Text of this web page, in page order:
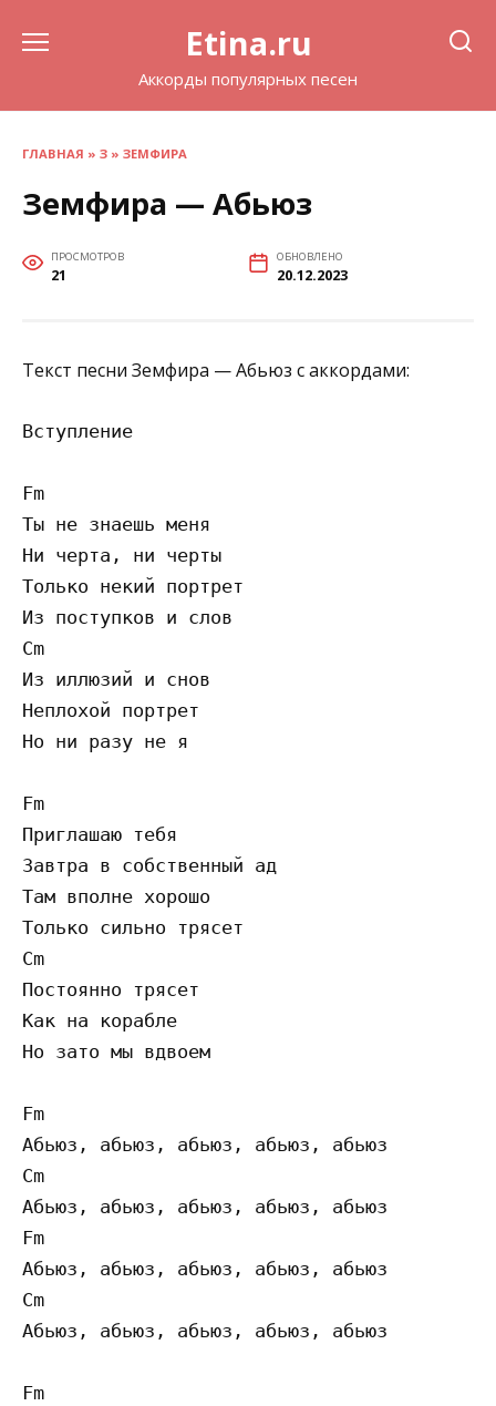
Etina.ru
Аккорды популярных песен
ГЛАВНАЯ » З » ЗЕМФИРА
Земфира — Абьюз
ПРОСМОТРОВ
21
ОБНОВЛЕНО
20.12.2023
Текст песни Земфира — Абьюз с аккордами:
Вступление
Fm
Ты не знаешь меня
Ни черта, ни черты
Только некий портрет
Из поступков и слов
Cm
Из иллюзий и снов
Неплохой портрет
Но ни разу не я
Fm
Приглашаю тебя
Завтра в собственный ад
Там вполне хорошо
Только сильно трясет
Cm
Постоянно трясет
Как на корабле
Но зато мы вдвоем
Fm
Абьюз, абьюз, абьюз, абьюз, абьюз
Cm
Абьюз, абьюз, абьюз, абьюз, абьюз
Fm
Абьюз, абьюз, абьюз, абьюз, абьюз
Cm
Абьюз, абьюз, абьюз, абьюз, абьюз
Fm